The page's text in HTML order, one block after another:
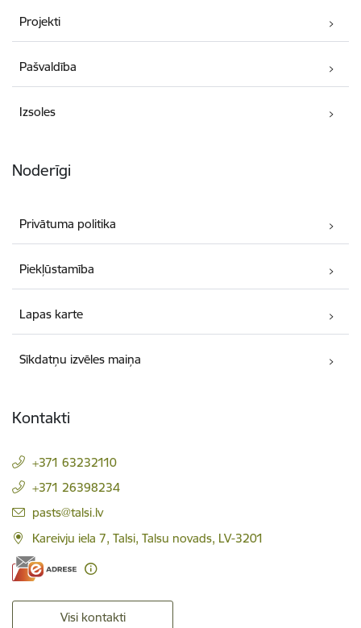
Projekti
Pašvaldība
Izsoles
Noderīgi
Privātuma politika
Piekļūstamība
Lapas karte
Sīkdatņu izvēles maiņa
Kontakti
+371 63232110
+371 26398234
E-pasts:
pasts@talsi.lv
Kareivju iela 7, Talsi, Talsu novads, LV-3201
Visi kontakti